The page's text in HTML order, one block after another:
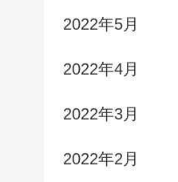
2022年5月
2022年4月
2022年3月
2022年2月